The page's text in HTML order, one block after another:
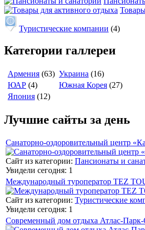
Туристические компании (4)
Категории галлереи
Армения (63) Украина (16)
ЮАР (4) Южная Корея (27)
Япония (12)
Лучшие сайты за день
Санаторно-оздоровительный центр
Сайт из категории: Пансионаты и
Увидели сегодня: 1
Международный туроператор TEZ
Сайт из категории: Туристические
Увидели сегодня: 1
Современный дом отдыха Атлас-Парк-